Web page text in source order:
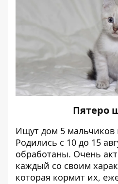
Пятеро
Ищут дом 5 мальчиков
Родились с 10 до 15
обработаны. Очень
каждый со своим
которая кормит их,